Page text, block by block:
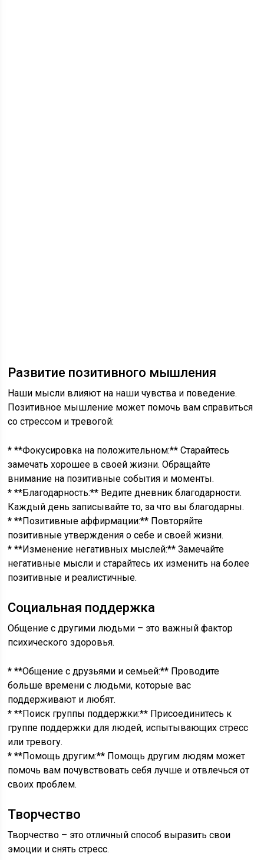
Развитие позитивного мышления
Наши мысли влияют на наши чувства и поведение.
Позитивное мышление может помочь вам справиться
со стрессом и тревогой:
* **Фокусировка на положительном:** Старайтесь
замечать хорошее в своей жизни. Обращайте
внимание на позитивные события и моменты.
* **Благодарность:** Ведите дневник благодарности.
Каждый день записывайте то, за что вы благодарны.
* **Позитивные аффирмации:** Повторяйте
позитивные утверждения о себе и своей жизни.
* **Изменение негативных мыслей:** Замечайте
негативные мысли и старайтесь их изменить на более
позитивные и реалистичные.
Социальная поддержка
Общение с другими людьми – это важный фактор
психического здоровья.
* **Общение с друзьями и семьей:** Проводите
больше времени с людьми, которые вас
поддерживают и любят.
* **Поиск группы поддержки:** Присоединитесь к
группе поддержки для людей, испытывающих стресс
или тревогу.
* **Помощь другим:** Помощь другим людям может
помочь вам почувствовать себя лучше и отвлечься от
своих проблем.
Творчество
Творчество – это отличный способ выразить свои
эмоции и снять стресс.